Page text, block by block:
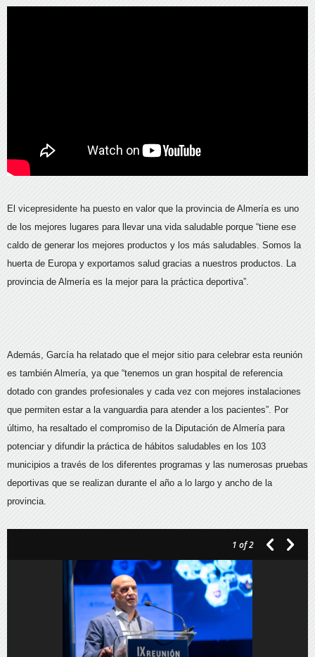
El vicepresidente ha puesto en valor que la provincia de Almería es uno
de los mejores lugares para llevar una vida saludable porque “tiene ese
caldo de generar los mejores productos y los más saludables. Somos la
huerta de Europa y exportamos salud gracias a nuestros productos. La
provincia de Almería es la mejor para la práctica deportiva”.
Además, García ha relatado que el mejor sitio para celebrar esta reunión
es también Almería, ya que “tenemos un gran hospital de referencia
dotado con grandes profesionales y cada vez con mejores instalaciones
que permiten estar a la vanguardia para atender a los pacientes”. Por
último, ha resaltado el compromiso de la Diputación de Almería para
potenciar y difundir la práctica de hábitos saludables en los 103
municipios a través de los diferentes programas y las numerosas pruebas
deportivas que se realizan durante el año a lo largo y ancho de la
provincia.
1 of 2